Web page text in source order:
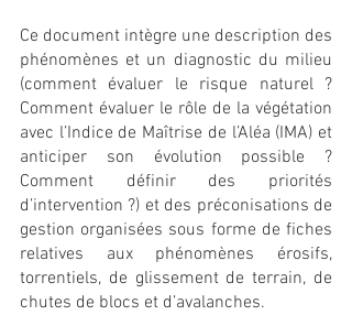
Ce document intègre une description des
phénomènes et un diagnostic du milieu
(comment évaluer le risque naturel ?
Comment évaluer le rôle de la végétation
avec l’Indice de Maîtrise de l’Aléa (IMA) et
anticiper son évolution possible ?
Comment définir des priorités
d’intervention ?) et des préconisations de
gestion organisées sous forme de fiches
relatives aux phénomènes érosifs,
torrentiels, de glissement de terrain, de
chutes de blocs et d’avalanches.